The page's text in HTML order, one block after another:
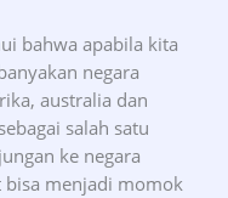
bahwa apabila kita
negara
australia dan
salah satu
ke negara
bisa menjadi momok